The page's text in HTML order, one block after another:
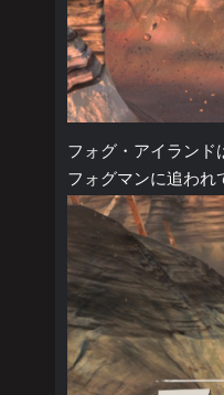
フォグ・アイランド
フォグマンに追われ